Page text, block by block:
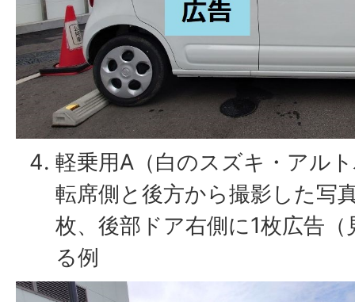
軽乗用A（白のスズキ・アル
転席側と後方から撮影した写
枚、後部ドア右側に1枚広告
る例